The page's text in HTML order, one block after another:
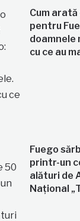
Cum
pentru
doamnele
cu ce au
Fuego
printr-un
alături de
Național